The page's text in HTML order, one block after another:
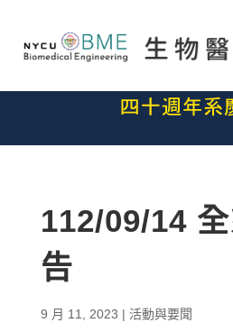
112/09/14
告
9 月 11, 2023 | 活動與要聞